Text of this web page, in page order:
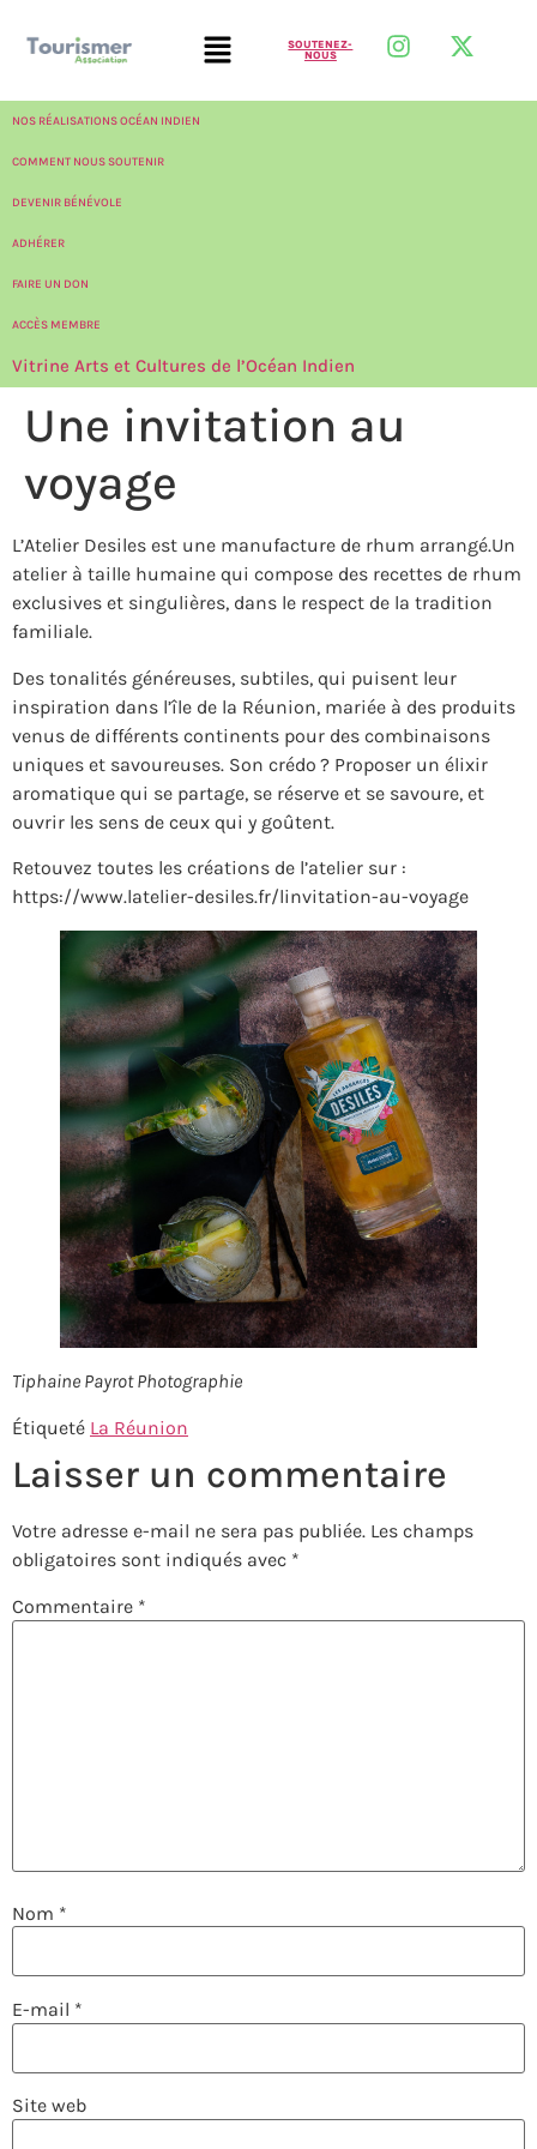
SOUTENEZ-
NOUS
NOS RÉALISATIONS OCÉAN INDIEN
COMMENT NOUS SOUTENIR
DEVENIR BÉNÉVOLE
ADHÉRER
FAIRE UN DON
ACCÈS MEMBRE
Vitrine Arts et Cultures de l’Océan Indien
Une invitation au
voyage
L’Atelier Desiles est une manufacture de rhum arrangé.Un
atelier à taille humaine qui compose des recettes de rhum
exclusives et singulières, dans le respect de la tradition
familiale.
Des tonalités généreuses, subtiles, qui puisent leur
inspiration dans l’île de la Réunion, mariée à des produits
venus de différents continents pour des combinaisons
uniques et savoureuses. Son crédo ? Proposer un élixir
aromatique qui se partage, se réserve et se savoure, et
ouvrir les sens de ceux qui y goûtent.
Retouvez toutes les créations de l’atelier sur :
https://www.latelier-desiles.fr/linvitation-au-voyage
Tiphaine Payrot Photographie
Étiqueté La Réunion
Laisser un commentaire
Votre adresse e-mail ne sera pas publiée. Les champs
obligatoires sont indiqués avec *
Commentaire *
Nom *
E-mail *
Site web